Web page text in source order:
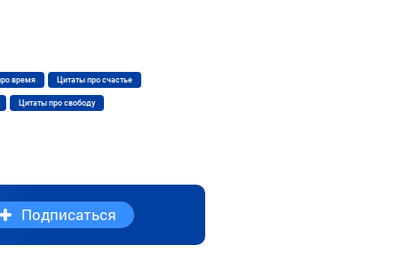
время Цитаты про счастье
Цитаты про свободу
Подписаться